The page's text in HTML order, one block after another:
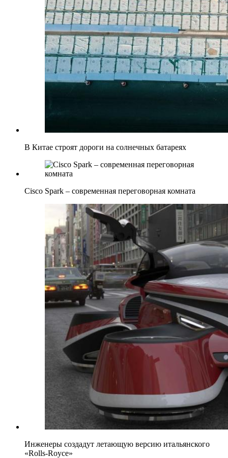
В Китае строят дороги на солнечных батареях
Cisco Spark – современная переговорная комната
Инженеры создадут летающую версию итальянского
«Rolls-Royce»